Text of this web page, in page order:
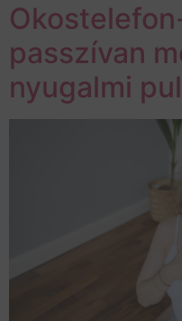
passzívan
nyugalmi